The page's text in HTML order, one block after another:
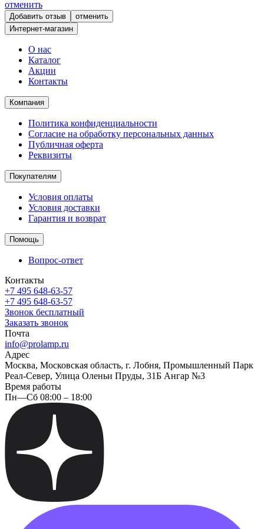
отменить
отменить
Интернет-магазин
О нас
Каталог
Акции
Контакты
Компания
Политика конфиденциальности
Согласие на обработку персональных данных
Публичная оферта
Реквизиты
Покупателям
Условия оплаты
Условия доставки
Гарантия и возврат
Помощь
Вопрос-ответ
Контакты
+7 495 648-63-57
+7 495 648-63-57
Звонок бесплатный
Заказать звонок
Почта
info@prolamp.ru
Адрес
Москва, Московская область, г. Лобня, Промышленный Парк
Реал-Север, Улица Оленьи Пруды, 31Б Ангар №3
Время работы
Пн—Сб 08:00 – 18:00